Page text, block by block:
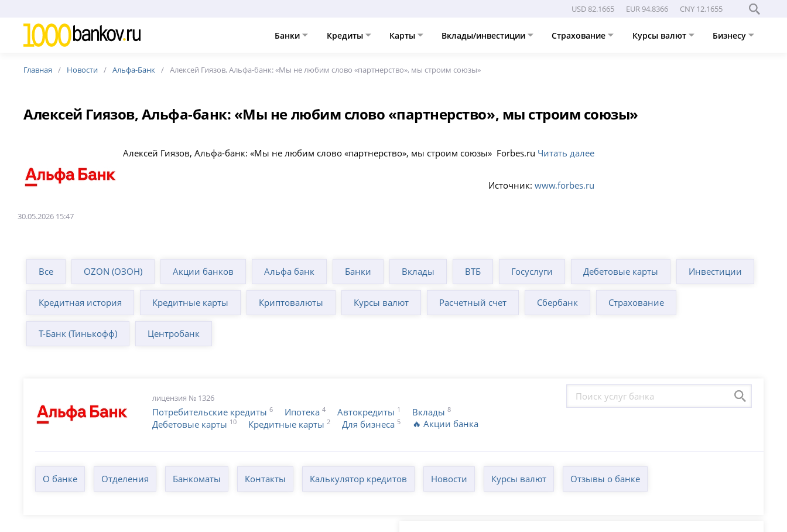
USD 82.1665 EUR 94.8366 CNY 12.1655
Банки Кредиты Карты Вклады/инвестиции Страхование Курсы валют Бизнесу
Главная Новости Альфа-Банк Алексей Гиязов, Альфа-банк: «Мы не любим слово «партнерство», мы строим союзы»
Алексей Гиязов, Альфа-банк: «Мы не любим слово «партнерство», мы строим союзы»
Алексей Гиязов, Альфа-банк: «Мы не любим слово «партнерство», мы строим союзы» Forbes.ru Читать далее
Источник:www.forbes.ru
30.05.2026 15:47
Все OZON (ОЗОН) Акции банков Альфа банк Банки Вклады ВТБ Госуслуги Дебетовые карты Инвестиции
Кредитная история Кредитные карты Криптовалюты Курсы валют Расчетный счет Сбербанк Страхование
Т-Банк (Тинькофф) Центробанк
лицензия № 1326
Потребительские кредиты 6 Ипотека 4 Автокредиты 1 Вклады 8
Дебетовые карты 10 Кредитные карты 2 Для бизнеса 5 🔥 Акции банка
О банке Отделения Банкоматы Контакты Калькулятор кредитов Новости Курсы валют Отзывы о банке